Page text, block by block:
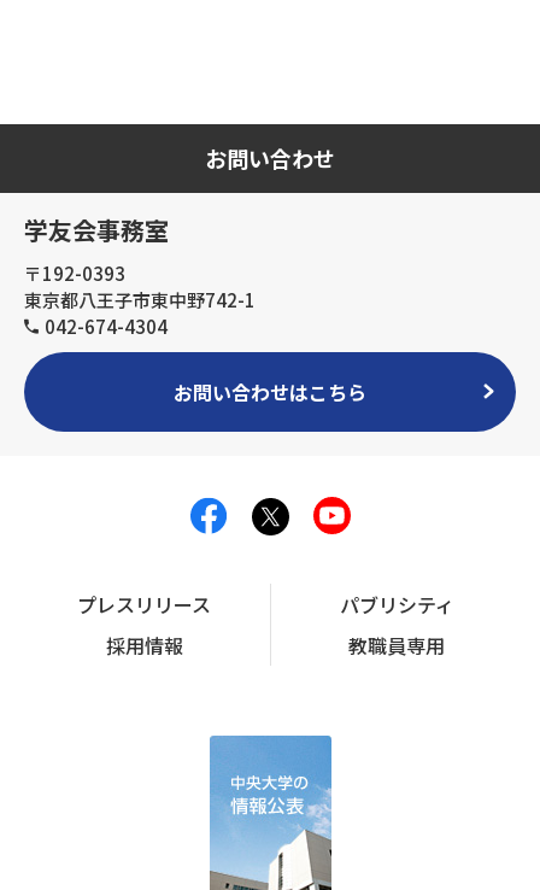
お問い合わせ
学友会事務室
〒192-0393
東京都八王子市東中野742-1
042-674-4304
お問い合わせはこちら
プレスリリース
パブリシティ
採用情報
教職員専用